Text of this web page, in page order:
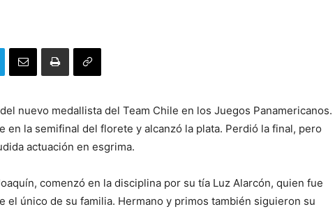
nuevo medallista del Team Chile en los Juegos Panamericanos.
en la semifinal del florete y alcanzó la plata. Perdió la final, pero
actuación en esgrima.
comenzó en la disciplina por su tía Luz Alarcón, quien fue
el único de su familia. Hermano y primos también siguieron su